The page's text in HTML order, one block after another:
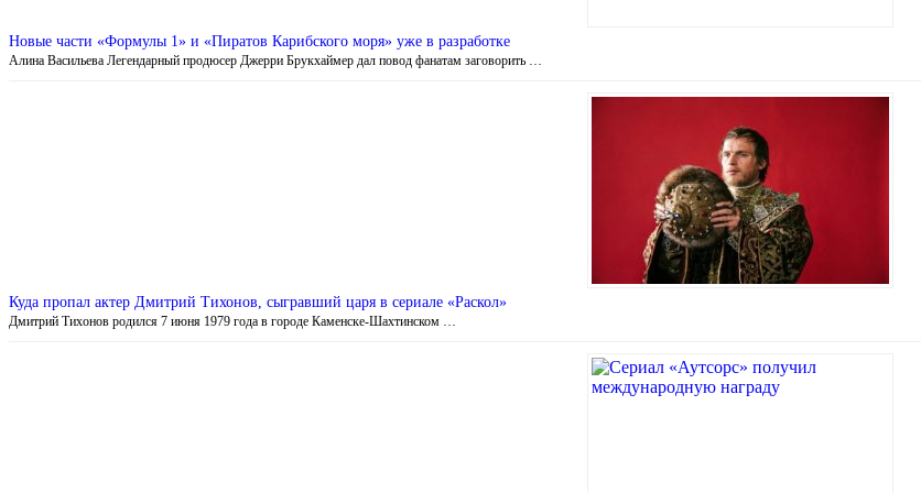
Новые части «Формулы 1» и «Пиратов Карибского моря» уже в разработке
Алина Васильева Легендарный продюсер Джерри Брукхаймер дал повод фанатам заговорить …
Куда пропал актер Дмитрий Тихонов, сыгравший царя в сериале «Раскол»
Дмитрий Тихонов родился 7 июня 1979 года в городе Каменске-Шахтинском …